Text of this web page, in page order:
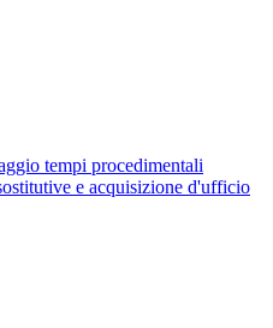
tempi procedimentali
e acquisizione d'ufficio